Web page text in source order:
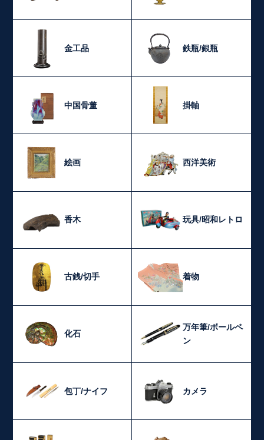
金工品 鉄瓶/銀瓶
中国骨董 掛軸
絵画 西洋美術
香木 玩具/昭和レトロ
古銭/切手 着物
化石
万年筆/ボールペ
ン
包丁/ナイフ カメラ